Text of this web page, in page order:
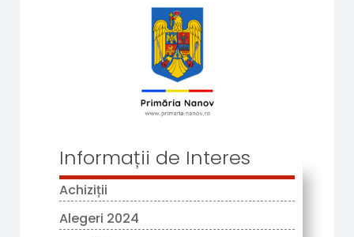
Informații de Interes
Achiziții
Alegeri 2024